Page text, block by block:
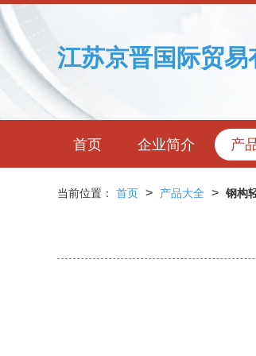
江苏京晋国际贸易
首页 企业简介 产
当前位置： 首页 > 产品大全 > 钢构